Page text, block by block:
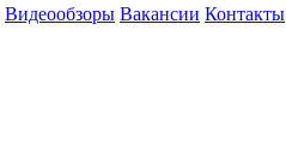
Видеообзоры Вакансии Контакты